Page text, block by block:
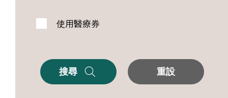
使用醫療券
搜尋 重設